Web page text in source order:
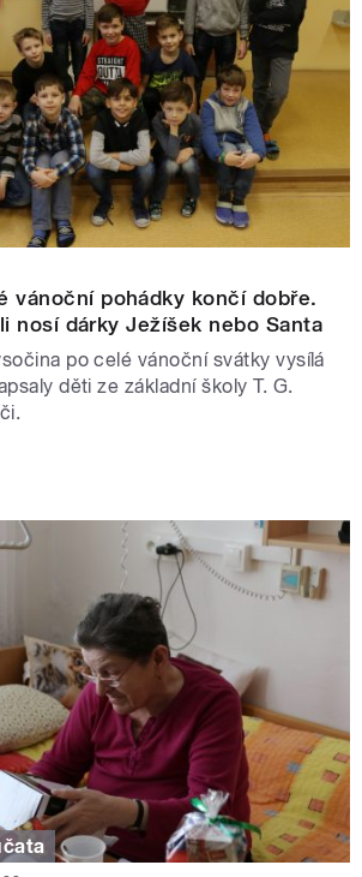
vánoční pohádky končí dobře.
nosí dárky Ježíšek nebo Santa
po celé vánoční svátky vysílá
děti ze základní školy T. G.